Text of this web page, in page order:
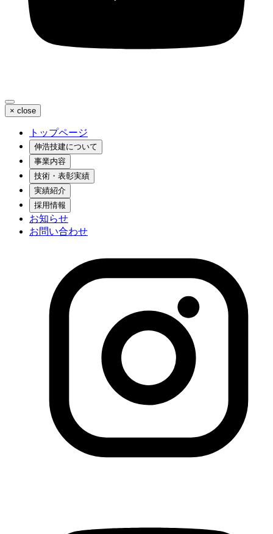
× close
トップページ
伸浩技建について
事業内容
技術・表彰実績
実績紹介
採用情報
お知らせ
お問い合わせ